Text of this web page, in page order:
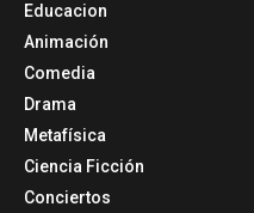
Educacion
Animación
Comedia
Drama
Metafísica
Ciencia Ficción
Conciertos